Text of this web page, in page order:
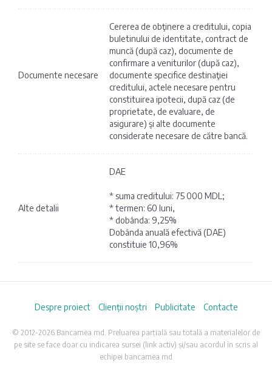
Documente necesare
Cererea de obţinere a creditului, copia
buletinului de identitate, contract de
muncă (după caz), documente de
confirmare a veniturilor (după caz),
documente specifice destinaţiei
creditului, actele necesare pentru
constituirea ipotecii, după caz (de
proprietate, de evaluare, de
asigurare) şi alte documente
considerate necesare de către bancă.
Alte detalii
DAE
* suma creditului: 75 000 MDL;
* termen: 60 luni,
* dobânda: 9,25%
Dobânda anuală efectivă (DAE)
constituie 10,96%
Despre proiect Clienții noștri Publicitate Contacte
© 2012-2026 Bancamea.md. Preluarea parțială sau totală a materialelor de
pe site se face doar cu indicarea sursei (link activ) și/sau acordul în scris al
echipei bancamea.md